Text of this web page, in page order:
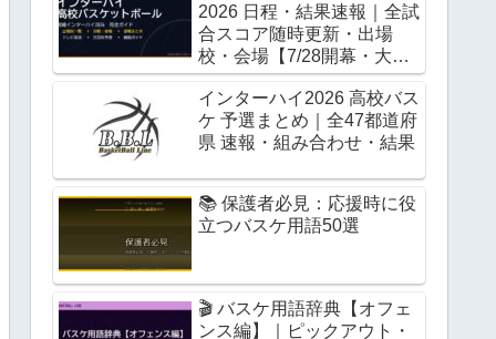
2026 日程・結果速報｜全試
合スコア随時更新・出場
校・会場【7/28開幕・大
阪】
インターハイ2026 高校バス
ケ 予選まとめ｜全47都道府
県 速報・組み合わせ・結果
📚 保護者必見：応援時に役
立つバスケ用語50選
🎬 バスケ用語辞典【オフェ
ンス編】｜ピックアウト・